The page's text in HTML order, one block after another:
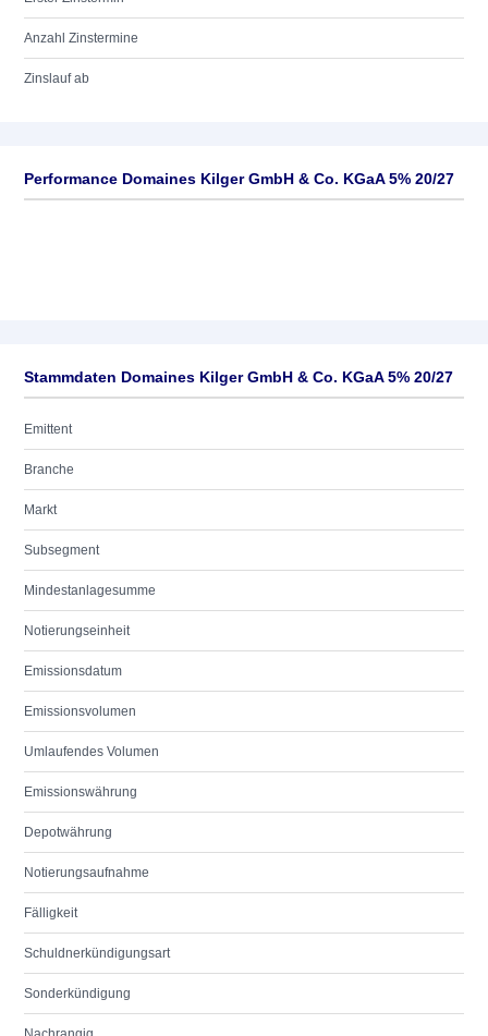
Anzahl Zinstermine
Zinslauf ab
Performance Domaines Kilger GmbH & Co. KGaA 5% 20/27
Stammdaten Domaines Kilger GmbH & Co. KGaA 5% 20/27
Emittent
Branche
Markt
Subsegment
Mindestanlagesumme
Notierungseinheit
Emissionsdatum
Emissionsvolumen
Umlaufendes Volumen
Emissionswährung
Depotwährung
Notierungsaufnahme
Fälligkeit
Schuldnerkündigungsart
Sonderkündigung